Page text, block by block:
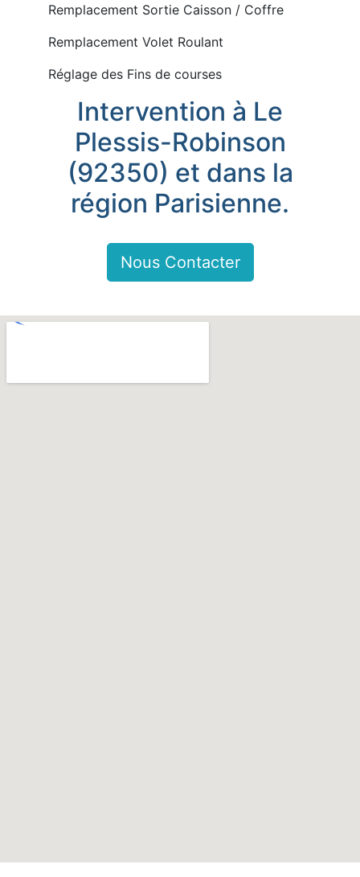
Remplacement Sortie Caisson / Coffre
Remplacement Volet Roulant
Réglage des Fins de courses
Intervention à Le
Plessis-Robinson
(92350) et dans la
région Parisienne.
Nous Contacter